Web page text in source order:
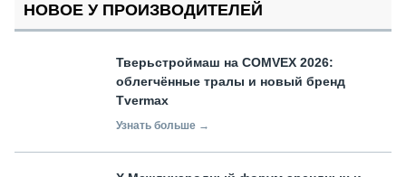
НОВОЕ У ПРОИЗВОДИТЕЛЕЙ
Тверьстроймаш на COMVEX 2026:
облегчённые тралы и новый бренд
Tvermax
Узнать больше →